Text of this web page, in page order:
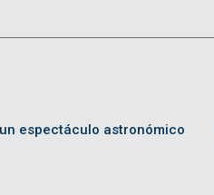
espectáculo astronómico